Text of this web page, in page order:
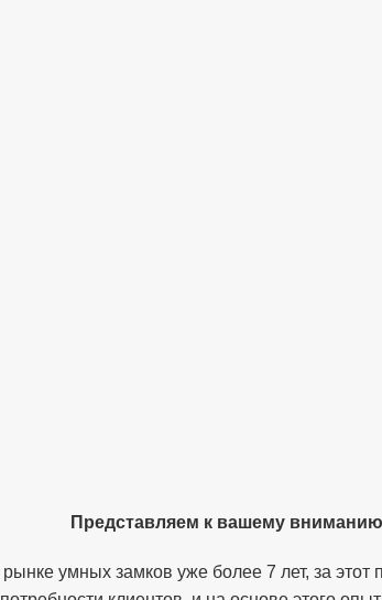
Представляем к вашему
умных замков уже более 7 лет, за